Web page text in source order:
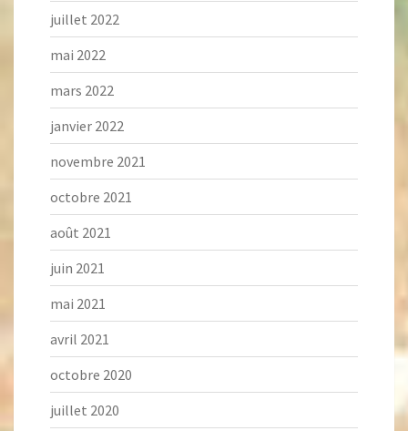
juillet 2022
mai 2022
mars 2022
janvier 2022
novembre 2021
octobre 2021
août 2021
juin 2021
mai 2021
avril 2021
octobre 2020
juillet 2020